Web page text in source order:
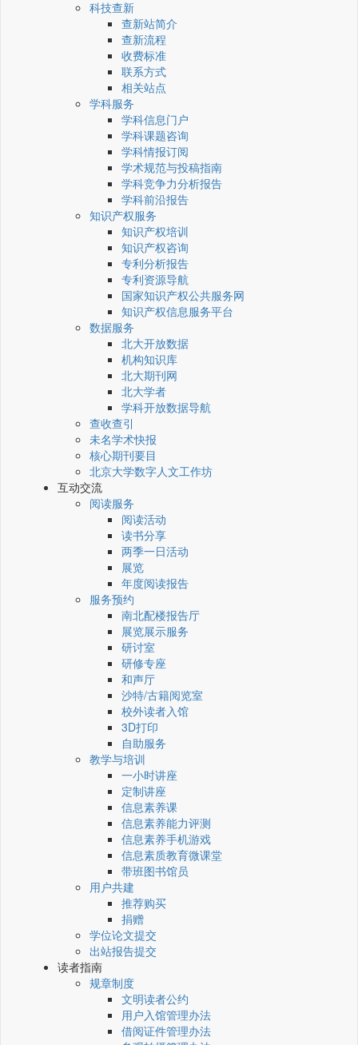
科技查新
查新站简介
查新流程
收费标准
联系方式
相关站点
学科服务
学科信息门户
学科课题咨询
学科情报订阅
学术规范与投稿指南
学科竞争力分析报告
学科前沿报告
知识产权服务
知识产权培训
知识产权咨询
专利分析报告
专利资源导航
国家知识产权公共服务网
知识产权信息服务平台
数据服务
北大开放数据
机构知识库
北大期刊网
北大学者
学科开放数据导航
查收查引
未名学术快报
核心期刊要目
北京大学数字人文工作坊
互动交流
阅读服务
阅读活动
读书分享
两季一日活动
展览
年度阅读报告
服务预约
南北配楼报告厅
展览展示服务
研讨室
研修专座
和声厅
沙特/古籍阅览室
校外读者入馆
3D打印
自助服务
教学与培训
一小时讲座
定制讲座
信息素养课
信息素养能力评测
信息素养手机游戏
信息素质教育微课堂
带班图书馆员
用户共建
推荐购买
捐赠
学位论文提交
出站报告提交
读者指南
规章制度
文明读者公约
用户入馆管理办法
借阅证件管理办法